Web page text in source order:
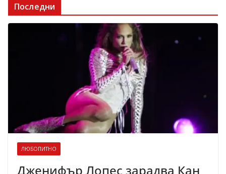
Последни
ЛЮБОПИТНО
Дженифър Лопес зарадва Кан